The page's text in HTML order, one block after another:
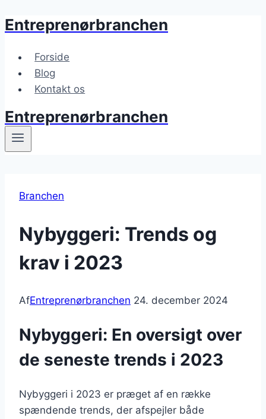
Fortsæt
indhold
Entreprenørbranchen
Forside
Blog
Kontakt os
Entreprenørbranchen
Branchen
Nybyggeri: Trends og
krav i 2023
AfEntreprenørbranchen 24. december 2024
Nybyggeri: En oversigt over
de seneste trends i 2023
Nybyggeri i 2023 er præget af en række
spændende trends, der afspejler både